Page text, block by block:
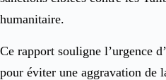
humanitaire.
Ce rapport souligne l’urgence
pour éviter une aggravation de